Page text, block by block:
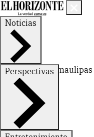
Noticias
Nuevo LeónTamaulipas
Perspectivas